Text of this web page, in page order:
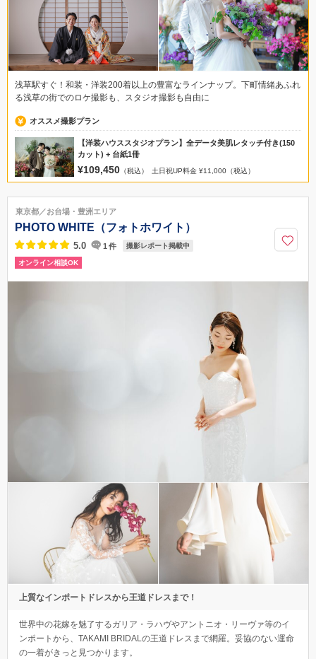
浅草駅すぐ！和装・洋装200着以上の豊富なラインナップ。下町情緒あふれ
る浅草の街でのロケ撮影も、スタジオ撮影も自由に
オススメ撮影プラン
【洋装ハウススタジオプラン】全データ美肌レタッチ付き(150
カット) + 台紙1冊
¥109,450 （税込） 土日祝UP料金 ¥11,000（税込）
東京都／お台場・豊洲エリア
PHOTO WHITE（フォトホワイト）
5.0 1 件 撮影レポート掲載中
オンライン相談OK
上質なインポートドレスから王道ドレスまで！
世界中の花嫁を魅了するガリア・ラハヴやアントニオ・リーヴァ等のイ
ンポートから、TAKAMI BRIDALの王道ドレスまで網羅。妥協のない運命
の一着がきっと見つかります。